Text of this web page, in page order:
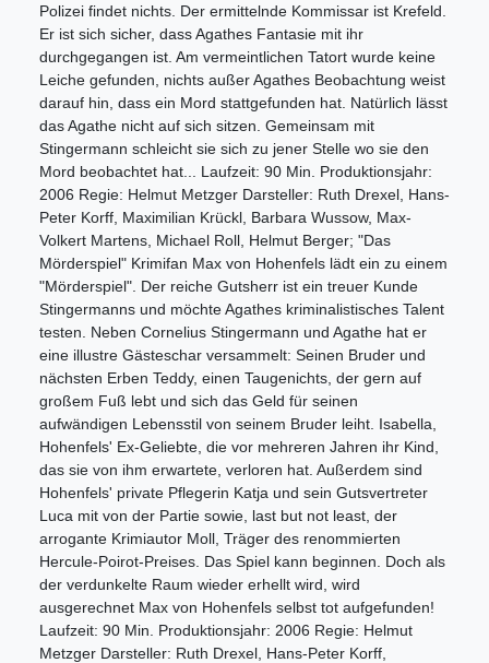
Polizei findet nichts. Der ermittelnde Kommissar ist Krefeld.
Er ist sich sicher, dass Agathes Fantasie mit ihr
durchgegangen ist. Am vermeintlichen Tatort wurde keine
Leiche gefunden, nichts außer Agathes Beobachtung weist
darauf hin, dass ein Mord stattgefunden hat. Natürlich lässt
das Agathe nicht auf sich sitzen. Gemeinsam mit
Stingermann schleicht sie sich zu jener Stelle wo sie den
Mord beobachtet hat... Laufzeit: 90 Min. Produktionsjahr:
2006 Regie: Helmut Metzger Darsteller: Ruth Drexel, Hans-
Peter Korff, Maximilian Krückl, Barbara Wussow, Max-
Volkert Martens, Michael Roll, Helmut Berger; "Das
Mörderspiel" Krimifan Max von Hohenfels lädt ein zu einem
"Mörderspiel". Der reiche Gutsherr ist ein treuer Kunde
Stingermanns und möchte Agathes kriminalistisches Talent
testen. Neben Cornelius Stingermann und Agathe hat er
eine illustre Gästeschar versammelt: Seinen Bruder und
nächsten Erben Teddy, einen Taugenichts, der gern auf
großem Fuß lebt und sich das Geld für seinen
aufwändigen Lebensstil von seinem Bruder leiht. Isabella,
Hohenfels' Ex-Geliebte, die vor mehreren Jahren ihr Kind,
das sie von ihm erwartete, verloren hat. Außerdem sind
Hohenfels' private Pflegerin Katja und sein Gutsvertreter
Luca mit von der Partie sowie, last but not least, der
arrogante Krimiautor Moll, Träger des renommierten
Hercule-Poirot-Preises. Das Spiel kann beginnen. Doch als
der verdunkelte Raum wieder erhellt wird, wird
ausgerechnet Max von Hohenfels selbst tot aufgefunden!
Laufzeit: 90 Min. Produktionsjahr: 2006 Regie: Helmut
Metzger Darsteller: Ruth Drexel, Hans-Peter Korff,